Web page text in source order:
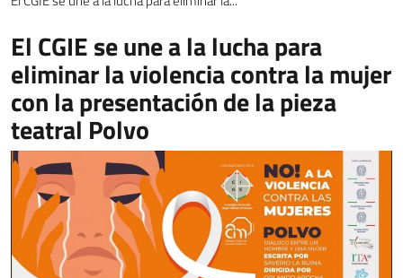
El CGIE se une a la lucha para
eliminar la violencia contra la mujer
con la presentación de la pieza
teatral Polvo